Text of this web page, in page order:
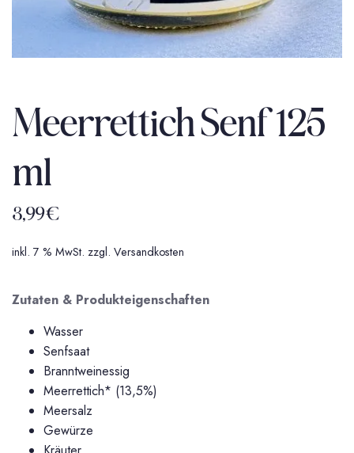
Meerrettich Senf 125
ml
3,99€
inkl. 7 % MwSt. zzgl. Versandkosten
Zutaten & Produkteigenschaften
Wasser
Senfsaat
Branntweinessig
Meerrettich* (13,5%)
Meersalz
Gewürze